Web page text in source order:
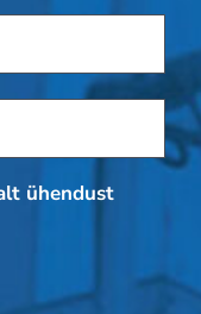
ühendust